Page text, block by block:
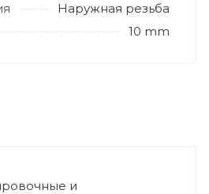
Наружная резьба
10 mm
и